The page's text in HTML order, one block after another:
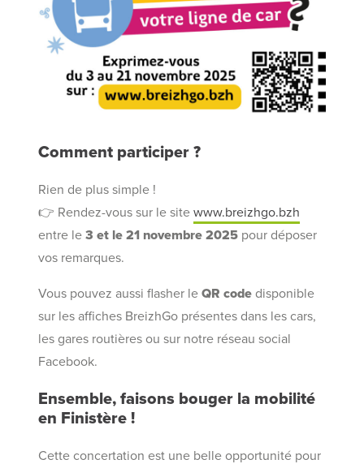
Comment participer ?
Rien de plus simple !
👉 Rendez-vous sur le sitewww.breizhgo.bzh
entre le3 et le 21 novembre 2025 pour déposer
vos remarques.
Vous pouvez aussi flasher leQR code disponible
sur les affiches BreizhGo présentes dans les cars,
les gares routières ou sur notre réseau social
Facebook.
Ensemble, faisons bouger la mobilité
en Finistère !
Cette concertation est une belle opportunité pour